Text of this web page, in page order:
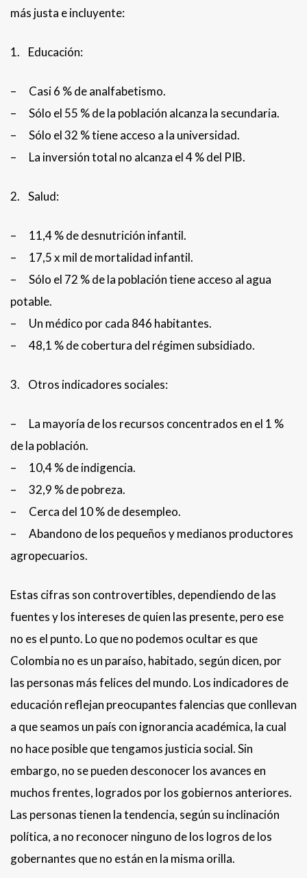
más justa e incluyente:
1. Educación:
– Casi 6 % de analfabetismo.
– Sólo el 55 % de la población alcanza la secundaria.
– Sólo el 32 % tiene acceso a la universidad.
– La inversión total no alcanza el 4 % del PIB.
2. Salud:
– 11,4 % de desnutrición infantil.
– 17,5 x mil de mortalidad infantil.
– Sólo el 72 % de la población tiene acceso al agua
potable.
– Un médico por cada 846 habitantes.
– 48,1 % de cobertura del régimen subsidiado.
3. Otros indicadores sociales:
– La mayoría de los recursos concentrados en el 1 %
de la población.
– 10,4 % de indigencia.
– 32,9 % de pobreza.
– Cerca del 10 % de desempleo.
– Abandono de los pequeños y medianos productores
agropecuarios.
Estas cifras son controvertibles, dependiendo de las
fuentes y los intereses de quien las presente, pero ese
no es el punto. Lo que no podemos ocultar es que
Colombia no es un paraíso, habitado, según dicen, por
las personas más felices del mundo. Los indicadores de
educación reflejan preocupantes falencias que conllevan
a que seamos un país con ignorancia académica, la cual
no hace posible que tengamos justicia social. Sin
embargo, no se pueden desconocer los avances en
muchos frentes, logrados por los gobiernos anteriores.
Las personas tienen la tendencia, según su inclinación
política, a no reconocer ninguno de los logros de los
gobernantes que no están en la misma orilla.